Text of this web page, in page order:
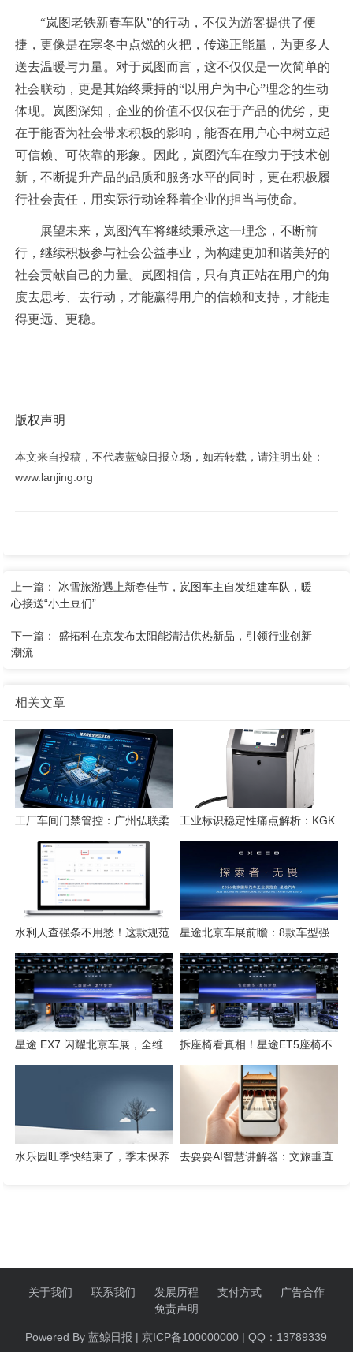
“岚图老铁新春车队”的行动，不仅为游客提供了便
捷，更像是在寒冬中点燃的火把，传递正能量，为更多人
送去温暖与力量。对于岚图而言，这不仅仅是一次简单的
社会联动，更是其始终秉持的“以用户为中心”理念的生动
体现。岚图深知，企业的价值不仅仅在于产品的优劣，更
在于能否为社会带来积极的影响，能否在用户心中树立起
可信赖、可依靠的形象。因此，岚图汽车在致力于技术创
新，不断提升产品的品质和服务水平的同时，更在积极履
行社会责任，用实际行动诠释着企业的担当与使命。
展望未来，岚图汽车将继续秉承这一理念，不断前
行，继续积极参与社会公益事业，为构建更加和谐美好的
社会贡献自己的力量。岚图相信，只有真正站在用户的角
度去思考、去行动，才能赢得用户的信赖和支持，才能走
得更远、更稳。
版权声明
本文来自投稿，不代表蓝鲸日报立场，如若转载，请注明出处：
www.lanjing.org
上一篇： 冰雪旅游遇上新春佳节，岚图车主自发组建车队，暖
心接送“小土豆们”
下一篇：盛拓科在京发布太阳能清洁供热新品，引领行业创新
潮流
相关文章
工厂车间门禁管控：广州弘联柔
性方案解析
工业标识稳定性痛点解析：KGK
水利人查强条不用愁！这款规范
检索工具一键搞定
星途北京车展前瞻：8款车型强
势集结，开启3.0性能豪华探索
新姿态
星途 EX7 闪耀北京车展，全维
拆座椅看真相！星途ET5座椅不
只是舒适，技术藏满诚意
水乐园旺季快结束了，季末保养
去耍耍AI智慧讲解器：文旅垂直
关于我们 联系我们 发展历程 支付方式
广告合作
免责声明
Powered By 蓝鲸日报 | 京ICP备100000000 | QQ：13789339